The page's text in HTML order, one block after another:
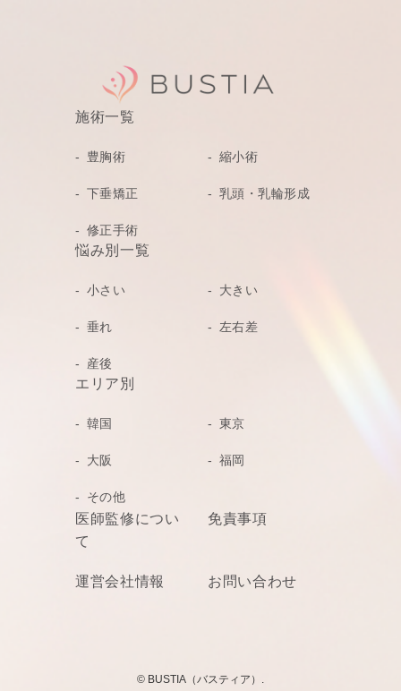
施術一覧
豊胸術 縮小術
下垂矯正 乳頭・乳輪形成
修正手術
悩み別一覧
小さい 大きい
垂れ 左右差
産後
エリア別
韓国 東京
大阪 福岡
その他
医師監修につい
て
免責事項
運営会社情報 お問い合わせ
© BUSTIA（バスティア）.